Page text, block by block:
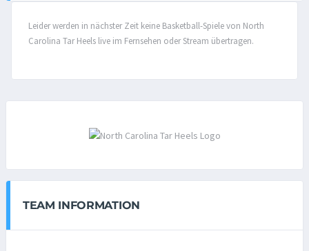
Leider werden in nächster Zeit keine Basketball-Spiele von North
Carolina Tar Heels live im Fernsehen oder Stream übertragen.
TEAM INFORMATION